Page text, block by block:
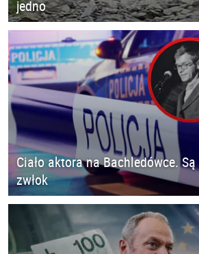
jedno
Ciało aktora na Bachledówce.
zwłok